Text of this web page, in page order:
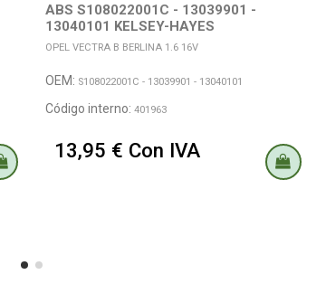
ABS S108022001C - 13039901 -
13040101 KELSEY-HAYES
OPEL VECTRA B BERLINA 1.6 16V
OEM: S108022001C - 13039901 - 13040101
Código interno: 401963
13,95 € Con IVA